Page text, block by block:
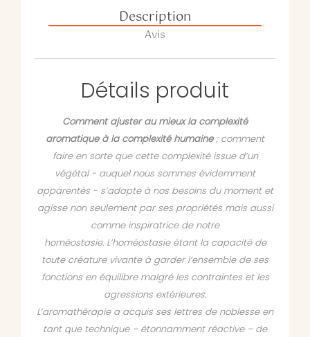
Description
Avis
Détails produit
Comment ajuster au mieux la complexité
aromatique à la complexité humaine; comment
faire en sorte que cette complexité issue d’un
végétal - auquel nous sommes évidemment
apparentés - s’adapte à nos besoins du moment et
agisse non seulement par ses propriétés mais aussi
comme inspiratrice de notre
homéostasie. L’homéostasie étant la capacité de
toute créature vivante à garder l’ensemble de ses
fonctions en équilibre malgré les contraintes et les
agressions extérieures.
L’aromathérapie a acquis ses lettres de noblesse en
tant que technique – étonnamment réactive – de